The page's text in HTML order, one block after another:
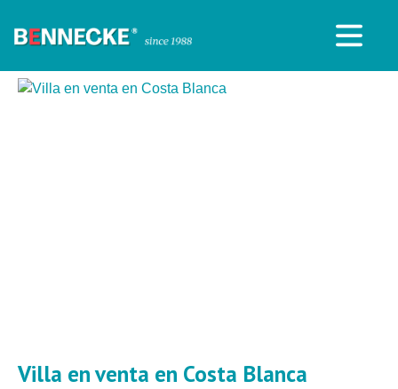
Villa en venta en Costa Blanca